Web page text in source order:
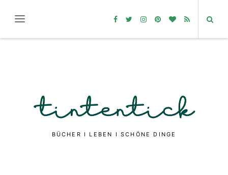
BÜCHER I LEBEN I SCHÖNE DINGE